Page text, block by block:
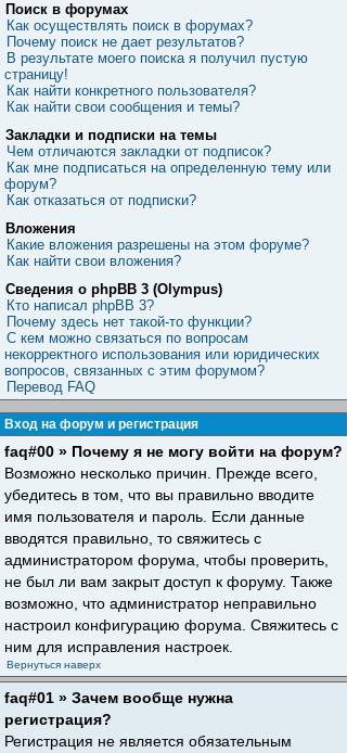
Поиск в форумах
Как осуществлять поиск в форумах?
Почему поиск не дает результатов?
В результате моего поиска я получил пустую
страницу!
Как найти конкретного пользователя?
Как найти свои сообщения и темы?
Закладки и подписки на темы
Чем отличаются закладки от подписок?
Как мне подписаться на определенную тему или
форум?
Как отказаться от подписки?
Вложения
Какие вложения разрешены на этом форуме?
Как найти свои вложения?
Сведения о phpBB 3 (Olympus)
Кто написал phpBB 3?
Почему здесь нет такой-то функции?
С кем можно связаться по вопросам
некорректного использования или юридических
вопросов, связанных с этим форумом?
Перевод FAQ
Вход на форум и регистрация
faq#00 » Почему я не могу войти на форум?
Возможно несколько причин. Прежде всего,
убедитесь в том, что вы правильно вводите
имя пользователя и пароль. Если данные
вводятся правильно, то свяжитесь с
администратором форума, чтобы проверить,
не был ли вам закрыт доступ к форуму. Также
возможно, что администратор неправильно
настроил конфигурацию форума. Свяжитесь с
ним для исправления настроек.
Вернуться наверх
faq#01 » Зачем вообще нужна
регистрация?
Регистрация не является обязательным